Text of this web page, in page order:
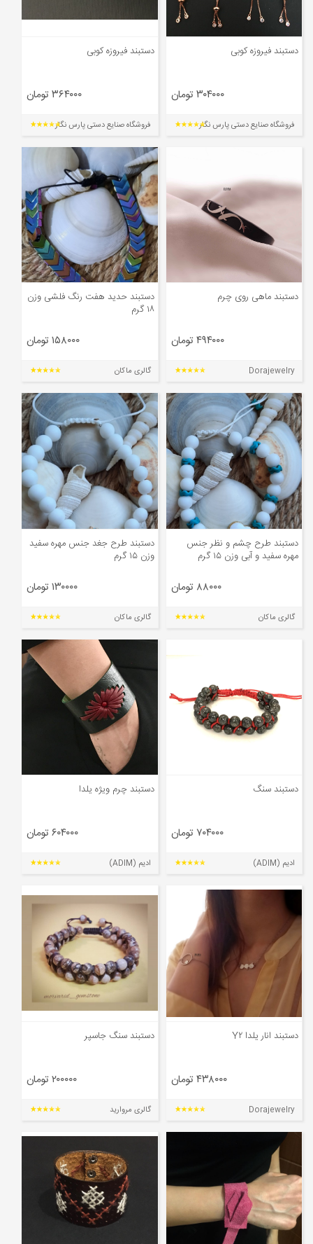
دستبند فیروزه کوبی
۳۰۴۰۰۰ تومان
فروشگاه صنایع دستی پارس نگار
دستبند فیروزه کوبی
۳۶۴۰۰۰ تومان
فروشگاه صنایع دستی پارس نگار
دستبند ماهی روی چرم
۴۹۴۰۰۰ تومان
Dorajewelry
دستبند حدید هفت رنگ فلشی وزن
۱۸ گرم
۱۵۸۰۰۰ تومان
گالری ماکان
دستبند طرح چشم و نظر جنس
مهره سفید و آبی وزن ۱۵ گرم
۸۸۰۰۰ تومان
گالری ماکان
دستبند طرح جغد جنس مهره سفید
وزن ۱۵ گرم
۱۳۰۰۰۰ تومان
گالری ماکان
دستبند سنگ
۷۰۴۰۰۰ تومان
ادیم (ADIM)
دستبند چرم ویژه یلدا
۶۰۴۰۰۰ تومان
ادیم (ADIM)
دستبند انار یلدا Y۲
۴۳۸۰۰۰ تومان
Dorajewelry
دستبند سنگ جاسپر
۲۰۰۰۰۰ تومان
گالری مروارید